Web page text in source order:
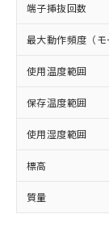
端子挿抜回数
最大動作頻度（モ
使用温度範囲
保存温度範囲
使用湿度範囲
標高
質量
マ
※
※2 対
部品在
※3 非
下記
EU
「ｅ」
「10」
質が
及ぼさ
「－
い合わ
販
空
白